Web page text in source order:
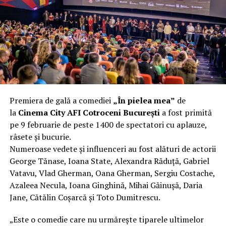
încât nu a mai putut fi pliat. Proprietarul l-a aruncat la
fier vechi a doua zi. Asta ca să fie clar de la început: nu
vorbim despre preferințe estetice, ci despre
funcționalitate reală.
Aluminiul, pe scurt: ușor,
rezistent la coroziune, dar cu
nuanțe
Aluminiul e materialul care apare primul în conversație
când cineva caută un pavilion ușor. Și pe bună dreptate.
Densitatea aluminiului e de aproximativ 2,7 g/cm³, față
de circa 7,8 g/cm³ pentru oțel. Practic, la un volum
identic, aluminiul cântărește cam o treime din greutatea
oțelului. Pentru oricine transportă, montează și
demontează frecvent o structură, diferența asta se
simte enorm.
Premiera de gală a comediei „În pielea mea” de
la Cinema City AFI Cotroceni Bucureștia fost primită
pe 9 februarie de peste 1400 de spectatori cu aplauze,
râsete și bucurie.
Numeroase vedete și influenceri au fost alături de actorii
George Tănase, Ioana State, Alexandra Răduță, Gabriel
Vatavu, Vlad Gherman, Oana Gherman, Sergiu Costache,
Azaleea Necula, Ioana Ginghină, Mihai Găinușă, Daria
Jane, Cătălin Coșarcă și Toto Dumitrescu.
„Este o comedie care nu urmărește tiparele ultimelor